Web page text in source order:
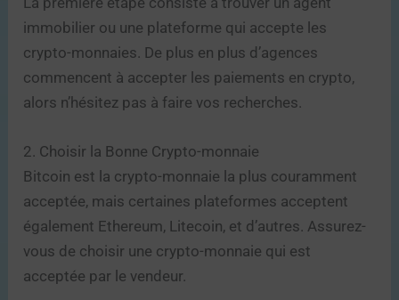
immobilier ou une plateforme qui accepte les
crypto-monnaies. De plus en plus d’agences
commencent à accepter les paiements en crypto,
alors n’hésitez pas à faire vos recherches.
2. Choisir la Bonne Crypto-monnaie
Bitcoin est la crypto-monnaie la plus couramment
acceptée, mais certaines plateformes acceptent
également Ethereum, Litecoin, et d’autres. Assurez-
vous de choisir une crypto-monnaie qui est
acceptée par le vendeur.